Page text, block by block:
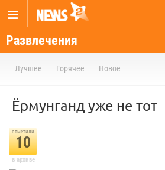
Развлечения
Лучшее Горячее Новое
Ёрмунганд уже не тот
отметили
10
в архиве